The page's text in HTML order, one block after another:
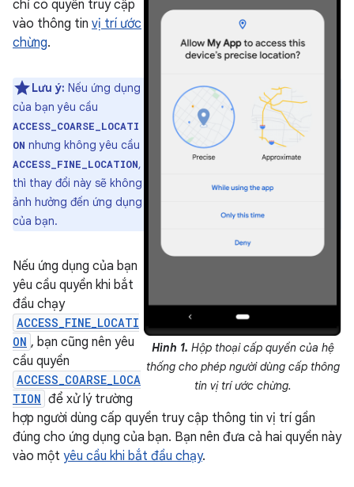
Hình 1. Hộp thoại cấp quyền của hệ
thống cho phép người dùng cấp thông
tin vị trí ước chừng.
chỉ có quyền truy cập
vào thông tin vị trí ước
chừng.
Lưu ý: Nếu ứng dụng
của bạn yêu cầu
ACCESS_COARSE_LOCATI
ON nhưng không yêu cầu
ACCESS_FINE_LOCATION,
thì thay đổi này sẽ không
ảnh hưởng đến ứng dụng
của bạn.
Nếu ứng dụng của bạn
yêu cầu quyền khi bắt
đầu chạy
ACCESS_FINE_LOCATI
ON , bạn cũng nên yêu
cầu quyền
ACCESS_COARSE_LOCA
TION để xử lý trường
hợp người dùng cấp quyền truy cập thông tin vị trí gần
đúng cho ứng dụng của bạn. Bạn nên đưa cả hai quyền này
vào một yêu cầu khi bắt đầu chạy.